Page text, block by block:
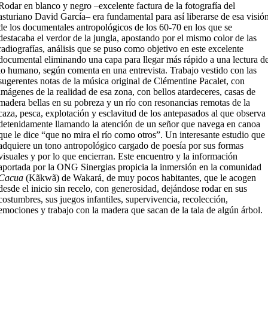
en blanco y negro –excelente factura de la fotografía del
David García– era fundamental para así liberarse de esa
los documentales antropológicos de los 60-70 en los que se
el verdor de la jungla, apostando por el mismo color de las
análisis que se puso como objetivo en este excelente
eliminando una capa para llegar más rápido a una lectura
humano, según comenta en una entrevista. Trabajo vestido con las
notas de la música original de Clémentine Pacalet, con
de la realidad de esa zona, con bellos atardeceres, casas de
bellas en su pobreza y un río con resonancias remotas de la
pesca, explotación y esclavitud de los antepasados al que observa
llamando la atención de un señor que navega en canoa
le dice “que no mira el río como otros”. Un interesante estudio que
un tono antropológico cargado de poesía por sus formas
y por lo que encierran. Este encuentro y la información
por la ONG Sinergias propicia la inmersión en la comunidad
(Kãkwã) de Wakará, de muy pocos habitantes, que le acogen
el inicio sin recelo, con generosidad, dejándose rodar en sus
sus juegos infantiles, supervivencia, recolección,
y trabajo con la madera que sacan de la tala de algún árbol.